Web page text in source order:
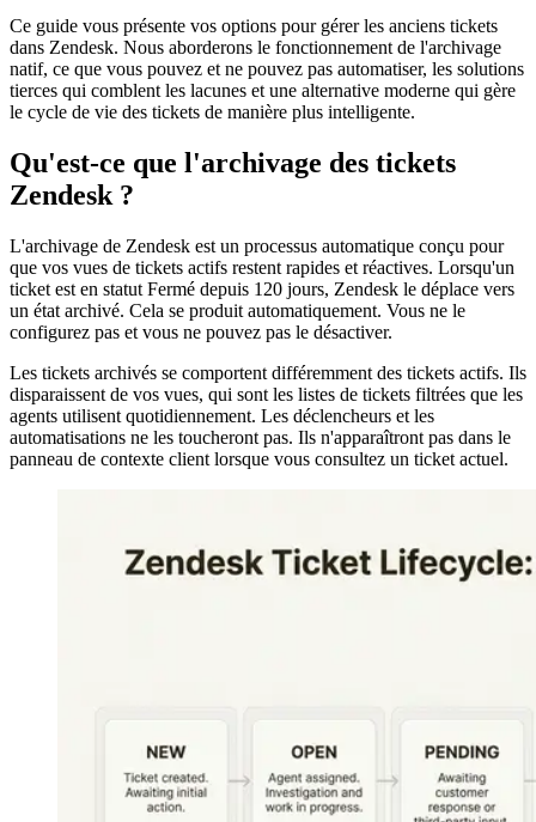
Ce guide vous présente vos options pour gérer les anciens tickets
dans Zendesk. Nous aborderons le fonctionnement de l'archivage
natif, ce que vous pouvez et ne pouvez pas automatiser, les solutions
tierces qui comblent les lacunes et une alternative moderne qui gère
le cycle de vie des tickets de manière plus intelligente.
Qu'est-ce que l'archivage des tickets
Zendesk ?
L'archivage de Zendesk est un processus automatique conçu pour
que vos vues de tickets actifs restent rapides et réactives. Lorsqu'un
ticket est en statut Fermé depuis 120 jours, Zendesk le déplace vers
un état archivé. Cela se produit automatiquement. Vous ne le
configurez pas et vous ne pouvez pas le désactiver.
Les tickets archivés se comportent différemment des tickets actifs. Ils
disparaissent de vos vues, qui sont les listes de tickets filtrées que les
agents utilisent quotidiennement. Les déclencheurs et les
automatisations ne les toucheront pas. Ils n'apparaîtront pas dans le
panneau de contexte client lorsque vous consultez un ticket actuel.